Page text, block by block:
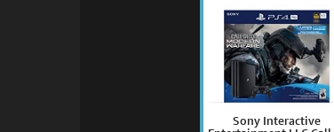
Sony Interactive